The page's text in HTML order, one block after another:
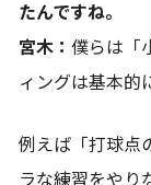
たんですね。
宮木： 僕らは「
ィングは基本的
例えば「打球点
ラな練習をやり